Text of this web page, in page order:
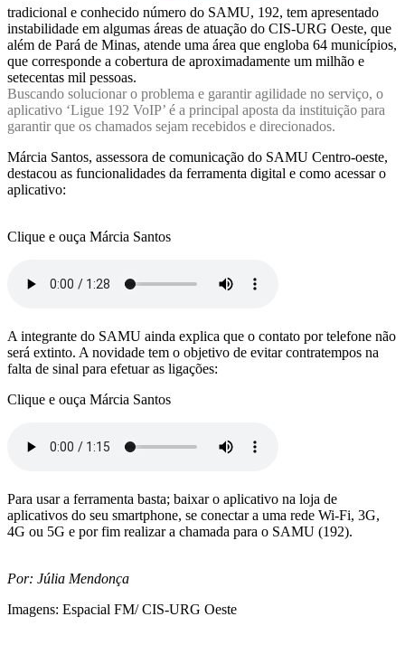
tradicional e conhecido número do SAMU, 192, tem apresentado
instabilidade em algumas áreas de atuação do CIS-URG Oeste, que
além de Pará de Minas, atende uma área que engloba 64 municípios,
que corresponde a cobertura de aproximadamente um milhão e
setecentas mil pessoas.
Buscando solucionar o problema e garantir agilidade no serviço, o
aplicativo ‘Ligue 192 VoIP’ é a principal aposta da instituição para
garantir que os chamados sejam recebidos e direcionados.
Márcia Santos, assessora de comunicação do SAMU Centro-oeste,
destacou as funcionalidades da ferramenta digital e como acessar o
aplicativo:
Clique e ouça Márcia Santos
A integrante do SAMU ainda explica que o contato por telefone não
será extinto. A novidade tem o objetivo de evitar contratempos na
falta de sinal para efetuar as ligações:
Clique e ouça Márcia Santos
Para usar a ferramenta basta; baixar o aplicativo na loja de
aplicativos do seu smartphone, se conectar a uma rede Wi-Fi, 3G,
4G ou 5G e por fim realizar a chamada para o SAMU (192).
Por: Júlia Mendonça
Imagens: Espacial FM/ CIS-URG Oeste